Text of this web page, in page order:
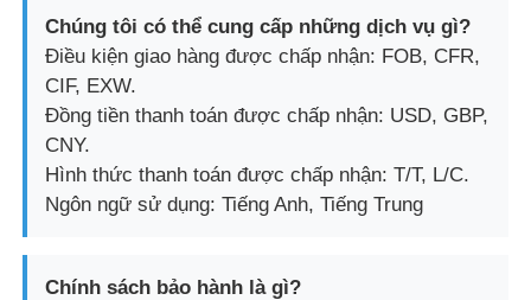
Chúng tôi có thể cung cấp những dịch vụ gì?
Điều kiện giao hàng được chấp nhận: FOB, CFR,
CIF, EXW.
Đồng tiền thanh toán được chấp nhận: USD, GBP,
CNY.
Hình thức thanh toán được chấp nhận: T/T, L/C.
Ngôn ngữ sử dụng: Tiếng Anh, Tiếng Trung
Chính sách bảo hành là gì?